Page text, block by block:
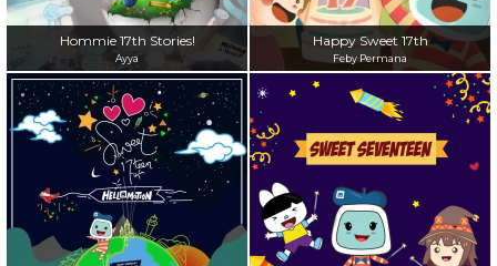
Hommie 17th Stories!
Ayya
Happy Sweet 17th
Feby Permana